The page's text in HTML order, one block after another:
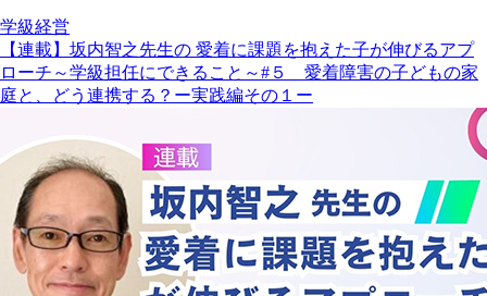
学級経営
【連載】坂内智之先生の 愛着に課題を抱えた子が伸びるアプ
ローチ～学級担任にできること～#５ 愛着障害の子どもの家
庭と、どう連携する？ー実践編その１ー